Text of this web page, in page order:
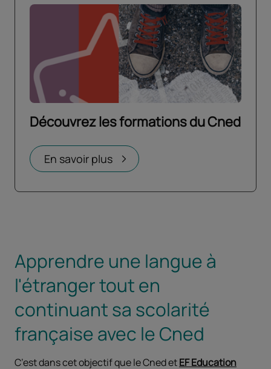
Découvrez les formations du Cned
En savoir plus
Ouvrir dans un nouvel onglet
Apprendre une langue à
l'étranger tout en
continuant sa scolarité
française avec le Cned
C’est dans cet objectif que le Cned etEF Education